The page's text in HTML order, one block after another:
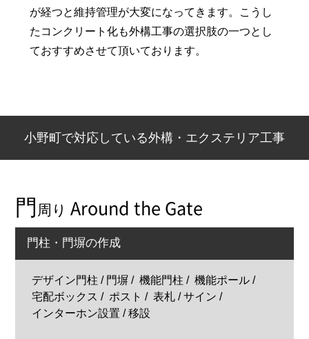
が経つと維持管理が大変になってきます。こうし
たコンクリート化も外構工事の選択肢の一つとし
ておすすめさせて頂いております。
小野町で対応している外構・エクステリア工事
門 周りAround the Gate
門柱・門塀の作成
デザイン門柱 / 門塀 機能門柱
機能ポール
宅配ボックス
ポスト
表札 / サイン
インターホン設置 / 移設